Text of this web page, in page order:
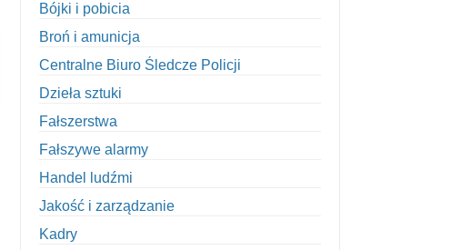
Bójki i pobicia
Broń i amunicja
Centralne Biuro Śledcze Policji
Dzieła sztuki
Fałszerstwa
Fałszywe alarmy
Handel ludźmi
Jakość i zarządzanie
Kadry